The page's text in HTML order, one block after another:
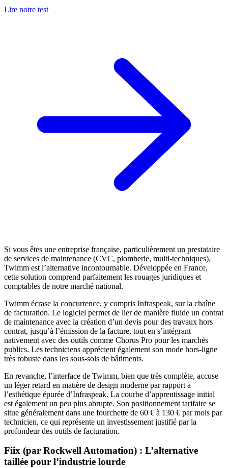
Lire notre test
Si vous êtes une entreprise française, particulièrement un prestataire
de services de maintenance (CVC, plomberie, multi-techniques),
Twimm est l’alternative incontournable. Développée en France,
cette solution comprend parfaitement les rouages juridiques et
comptables de notre marché national.
Twimm écrase la concurrence, y compris Infraspeak, sur la chaîne
de facturation. Le logiciel permet de lier de manière fluide un contrat
de maintenance avec la création d’un devis pour des travaux hors
contrat, jusqu’à l’émission de la facture, tout en s’intégrant
nativement avec des outils comme Chorus Pro pour les marchés
publics. Les techniciens apprécient également son mode hors-ligne
très robuste dans les sous-sols de bâtiments.
En revanche, l’interface de Twimm, bien que très complète, accuse
un léger retard en matière de design moderne par rapport à
l’esthétique épurée d’Infraspeak. La courbe d’apprentissage initial
est également un peu plus abrupte. Son positionnement tarifaire se
situe généralement dans une fourchette de 60 € à 130 € par mois par
technicien, ce qui représente un investissement justifié par la
profondeur des outils de facturation.
Fiix (par Rockwell Automation) : L’alternative
taillée pour l’industrie lourde